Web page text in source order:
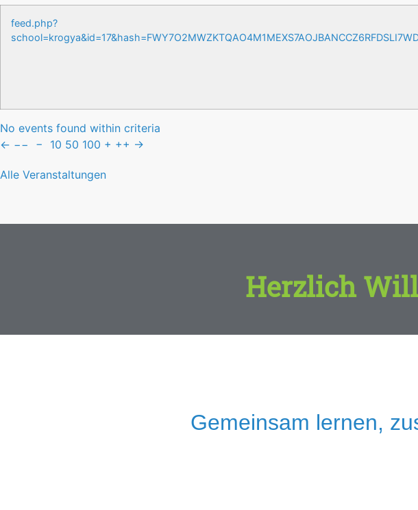
feed.php?
No events found within criteria
← −− − 10 50 100 + ++ →
Alle Veranstaltungen
Herzlich
Gemeinsam lernen,